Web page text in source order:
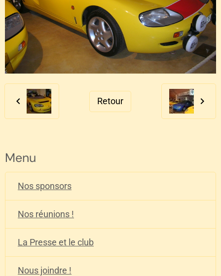
Retour
Menu
Nos sponsors
Nos réunions !
La Presse et le club
Nous joindre !